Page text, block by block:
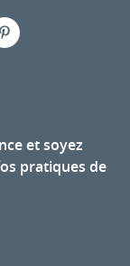
et soyez
pratiques de